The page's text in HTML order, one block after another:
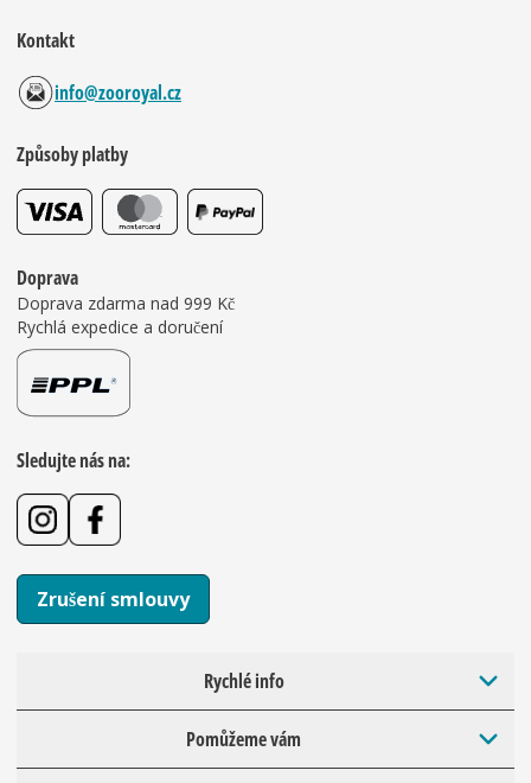
Kontakt
info@zooroyal.cz
Způsoby platby
Doprava
Doprava zdarma nad 999 Kč
Rychlá expedice a doručení
Sledujte nás na:
Zrušení smlouvy
Rychlé info
Pomůžeme vám